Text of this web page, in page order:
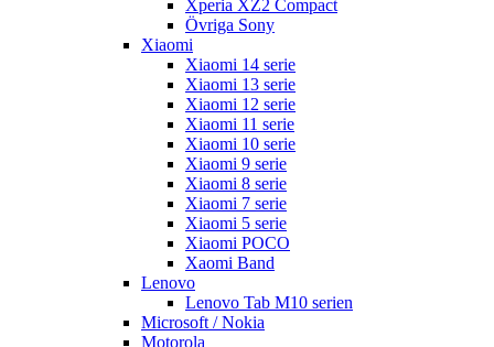
Xperia XZ2 Compact
Övriga Sony
Xiaomi
Xiaomi 14 serie
Xiaomi 13 serie
Xiaomi 12 serie
Xiaomi 11 serie
Xiaomi 10 serie
Xiaomi 9 serie
Xiaomi 8 serie
Xiaomi 7 serie
Xiaomi 5 serie
Xiaomi POCO
Xaomi Band
Lenovo
Lenovo Tab M10 serien
Microsoft / Nokia
Motorola